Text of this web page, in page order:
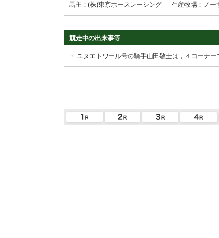
馬主：(株)東京ホースレーシング
生産牧場：ノー
競走中の出来事等
・ ユヌエトワール号の騎手山田敬士は，４コーナ